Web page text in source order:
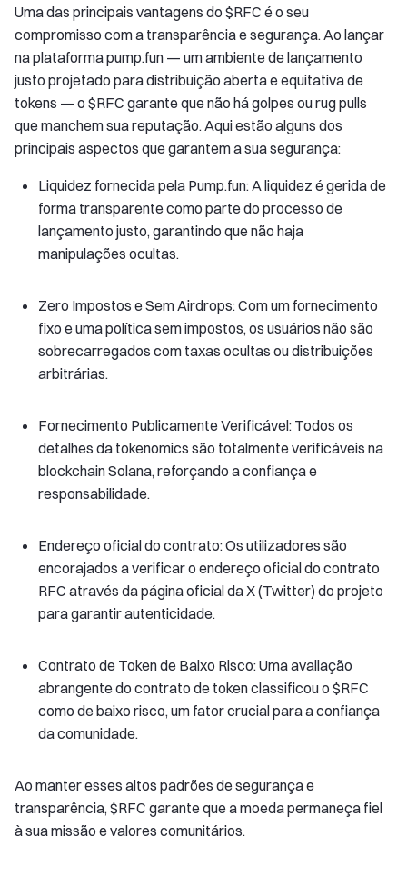
Uma das principais vantagens do $RFC é o seu
compromisso com a transparência e segurança. Ao lançar
na plataforma pump.fun — um ambiente de lançamento
justo projetado para distribuição aberta e equitativa de
tokens — o $RFC garante que não há golpes ou rug pulls
que manchem sua reputação. Aqui estão alguns dos
principais aspectos que garantem a sua segurança:
Liquidez fornecida pela Pump.fun: A liquidez é gerida de
forma transparente como parte do processo de
lançamento justo, garantindo que não haja
manipulações ocultas.
Zero Impostos e Sem Airdrops: Com um fornecimento
fixo e uma política sem impostos, os usuários não são
sobrecarregados com taxas ocultas ou distribuições
arbitrárias.
Fornecimento Publicamente Verificável: Todos os
detalhes da tokenomics são totalmente verificáveis na
blockchain Solana, reforçando a confiança e
responsabilidade.
Endereço oficial do contrato: Os utilizadores são
encorajados a verificar o endereço oficial do contrato
RFC através da página oficial da X (Twitter) do projeto
para garantir autenticidade.
Contrato de Token de Baixo Risco: Uma avaliação
abrangente do contrato de token classificou o $RFC
como de baixo risco, um fator crucial para a confiança
da comunidade.
Ao manter esses altos padrões de segurança e
transparência, $RFC garante que a moeda permaneça fiel
à sua missão e valores comunitários.